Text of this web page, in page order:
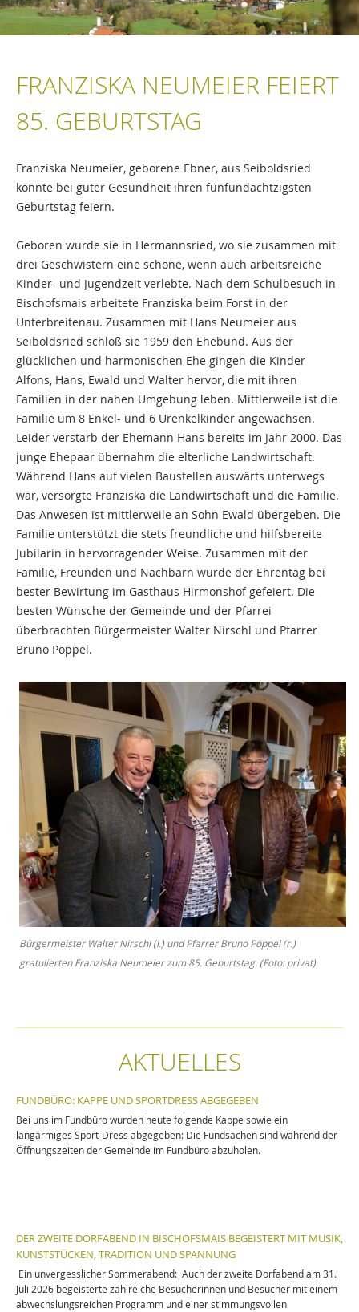
FRANZISKA NEUMEIER FEIERT
85. GEBURTSTAG
Franziska Neumeier, geborene Ebner, aus Seiboldsried
konnte bei guter Gesundheit ihren fünfundachtzigsten
Geburtstag feiern.
Geboren wurde sie in Hermannsried, wo sie zusammen mit
drei Geschwistern eine schöne, wenn auch arbeitsreiche
Kinder- und Jugendzeit verlebte. Nach dem Schulbesuch in
Bischofsmais arbeitete Franziska beim Forst in der
Unterbreitenau. Zusammen mit Hans Neumeier aus
Seiboldsried schloß sie 1959 den Ehebund. Aus der
glücklichen und harmonischen Ehe gingen die Kinder
Alfons, Hans, Ewald und Walter hervor, die mit ihren
Familien in der nahen Umgebung leben. Mittlerweile ist die
Familie um 8 Enkel- und 6 Urenkelkinder angewachsen.
Leider verstarb der Ehemann Hans bereits im Jahr 2000. Das
junge Ehepaar übernahm die elterliche Landwirtschaft.
Während Hans auf vielen Baustellen auswärts unterwegs
war, versorgte Franziska die Landwirtschaft und die Familie.
Das Anwesen ist mittlerweile an Sohn Ewald übergeben. Die
Familie unterstützt die stets freundliche und hilfsbereite
Jubilarin in hervorragender Weise. Zusammen mit der
Familie, Freunden und Nachbarn wurde der Ehrentag bei
bester Bewirtung im Gasthaus Hirmonshof gefeiert. Die
besten Wünsche der Gemeinde und der Pfarrei
überbrachten Bürgermeister Walter Nirschl und Pfarrer
Bruno Pöppel.
Bürgermeister Walter Nirschl (l.) und Pfarrer Bruno Pöppel (r.)
gratulierten Franziska Neumeier zum 85. Geburtstag. (Foto: privat)
AKTUELLES
FUNDBÜRO: KAPPE UND SPORTDRESS ABGEGEBEN
Bei uns im Fundbüro wurden heute folgende Kappe sowie ein
langärmiges Sport-Dress abgegeben: Die Fundsachen sind während der
Öffnungszeiten der Gemeinde im Fundbüro abzuholen.
DER ZWEITE DORFABEND IN BISCHOFSMAIS BEGEISTERT MIT MUSIK,
KUNSTSTÜCKEN, TRADITION UND SPANNUNG
Ein unvergesslicher Sommerabend: Auch der zweite Dorfabend am 31.
Juli 2026 begeisterte zahlreiche Besucherinnen und Besucher mit einem
abwechslungsreichen Programm und einer stimmungsvollen